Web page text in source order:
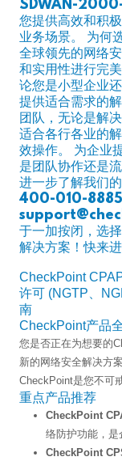
SDWAN-
您提供高效和积
业务场景。 为
全球领先的网络
和实用性进行完
论您是小型企业
提供适合需求的
团队，无论是解
适合各行各业的
效操作。 为企业
是团队协作还是
进一步了解我们
400-010-8885
于一加按闭，选
解决方案！快来
CheckPoint
许可 (NGTP、
南
CheckPoint产品
您是否正在为想要的
新的网络安全解决方
CheckPoint是您不可
重点产品推荐
CheckPoint
络防护功能，是
CheckPoint